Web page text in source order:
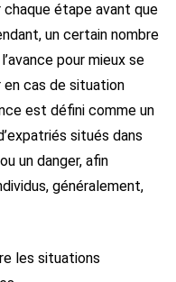
étape avant que
un certain nombre
pour mieux se
cas de situation
est défini comme un
situés dans
un danger, afin
généralement,
les situations